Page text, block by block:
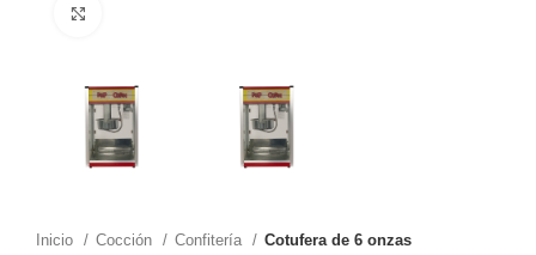
Inicio Cocción Confitería Cotufera de 6 onzas